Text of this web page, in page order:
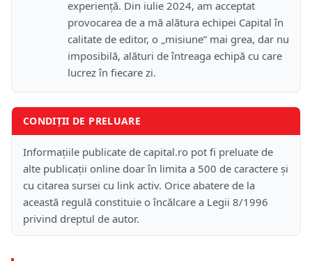
experiență. Din iulie 2024, am acceptat
provocarea de a mă alătura echipei Capital în
calitate de editor, o „misiune” mai grea, dar nu
imposibilă, alături de întreaga echipă cu care
lucrez în fiecare zi.
CONDIȚII DE PRELUARE
Informațiile publicate de capital.ro pot fi preluate de
alte publicații online doar în limita a 500 de caractere și
cu citarea sursei cu link activ. Orice abatere de la
această regulă constituie o încălcare a Legii 8/1996
privind dreptul de autor.